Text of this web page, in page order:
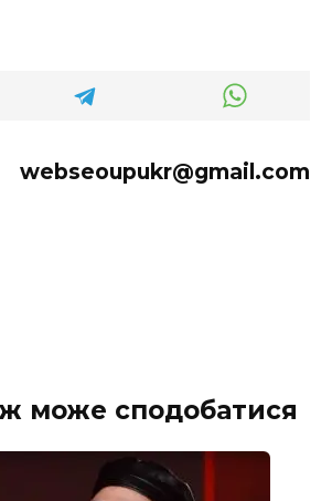
webseoupukr@gmail.com
може сподобатися